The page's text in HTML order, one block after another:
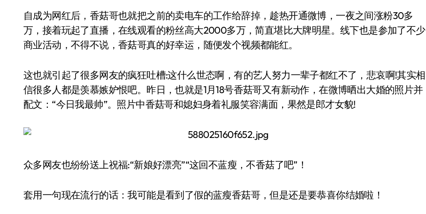
自成为网红后，香菇哥也就把之前的卖电车的工作给辞掉，趁热开通微博，一夜之间涨粉30多
万，接着玩起了直播，在线观看的粉丝高大2000多万，简直堪比大牌明星。线下也是参加了不少
商业活动，不得不说，香菇哥真的好幸运，随便发个视频都能红。
这也就引起了很多网友的疯狂吐槽:这什么世态啊，有的艺人努力一辈子都红不了，悲哀啊!其实相
信很多人都是羡慕嫉妒恨吧。昨日，也就是1月18号香菇哥又有新动作，在微博晒出大婚的照片并
配文：“今日我最帅”。照片中香菇哥和媳妇身着礼服笑容满面，果然是郎才女貌!
众多网友也纷纷送上祝福:“新娘好漂亮”“这回不蓝瘦，不香菇了吧”！
套用一句现在流行的话：我可能是看到了假的蓝瘦香菇哥，但是还是要恭喜你结婚啦！